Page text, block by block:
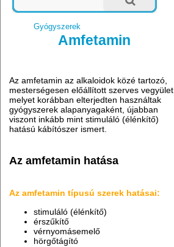
Gyógyszerek
Amfetamin
Az amfetamin az alkaloidok közé tartozó,
mesterségesen előállított szerves vegyület,
melyet korábban elterjedten használtak
gyógyszerek alapanyagaként, újabban
viszont inkább mint stimuláló (élénkítő)
hatású kábítószer ismert.
Az amfetamin hatása
Az amfetamin típusú szerek hatásai:
stimuláló (élénkítő)
érszűkítő
vérnyomásemelő
hörgőtágító